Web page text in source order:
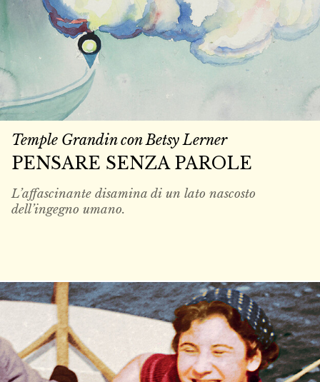
Temple Grandin con Betsy Lerner
PENSARE SENZA PAROLE
L’affascinante disamina di un lato nascosto
dell’ingegno umano.